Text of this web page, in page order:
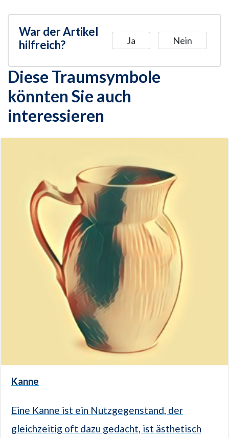
War der Artikel
hilfreich?
Ja Nein
Diese Traumsymbole
könnten Sie auch
interessieren
Kanne
Eine Kanne ist ein Nutzgegenstand, der
gleichzeitig oft dazu gedacht, ist ästhetisch